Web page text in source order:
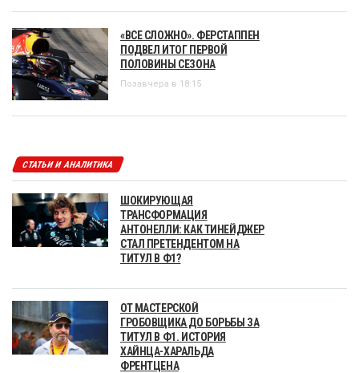
«ВСЕ СЛОЖНО». ФЕРСТАППЕН
ПОДВЕЛ ИТОГ ПЕРВОЙ
ПОЛОВИНЫ СЕЗОНА
Позавчера в 18:15
СТАТЬИ И АНАЛИТИКА
ШОКИРУЮЩАЯ
ТРАНСФОРМАЦИЯ
АНТОНЕЛЛИ: КАК ТИНЕЙДЖЕР
СТАЛ ПРЕТЕНДЕНТОМ НА
ТИТУЛ В Ф1?
ОТ МАСТЕРСКОЙ
ГРОБОВЩИКА ДО БОРЬБЫ ЗА
ТИТУЛ В Ф1. ИСТОРИЯ
ХАЙНЦА-ХАРАЛЬДА
ФРЕНТЦЕНА